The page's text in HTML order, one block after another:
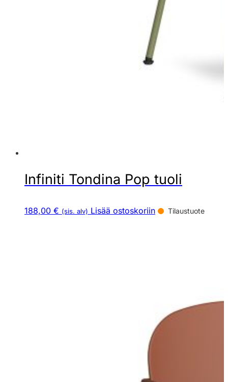
Infiniti Tondina Pop tuoli
188,00 € (sis. alv) Lisää ostoskoriin Tilaustuote